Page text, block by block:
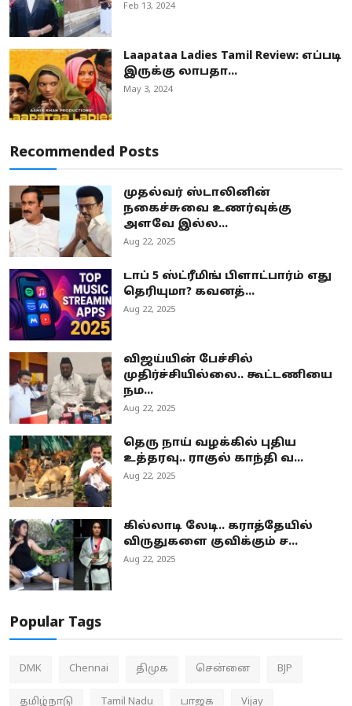
Feb 13, 2024
Laapataa Ladies Tamil Review: எப்படி
இருக்கு லாபதா...
May 3, 2024
Recommended Posts
முதல்வர் ஸ்டாலினின்
நகைச்சுவை உணர்வுக்கு
அளவே இல்ல...
Aug 22, 2025
டாப் 5 ஸ்ட்ரீமிங் பிளாட்பார்ம் எது
தெரியுமா? கவனத்...
Aug 22, 2025
விஜய்யின் பேச்சில்
முதிர்ச்சியில்லை.. கூட்டணியை
நம...
Aug 22, 2025
தெரு நாய் வழக்கில் புதிய
உத்தரவு.. ராகுல் காந்தி வ...
Aug 22, 2025
கில்லாடி லேடி.. கராத்தேயில்
விருதுகளை குவிக்கும் ச...
Aug 22, 2025
Popular Tags
DMK Chennai திமுக சென்னை BJP
தமிழ்நாடு Tamil Nadu பாஜக Vijay